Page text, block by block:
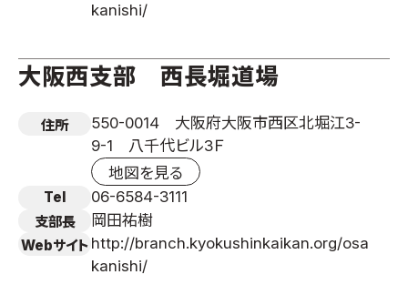
kanishi/
大阪西支部 西長堀道場
住所
550-0014 大阪府大阪市西区北堀江3-
9-1 八千代ビル3Ｆ
地図を見る
Tel 06-6584-3111
支部長 岡田祐樹
Webサイト http://branch.kyokushinkaikan.org/osa
kanishi/